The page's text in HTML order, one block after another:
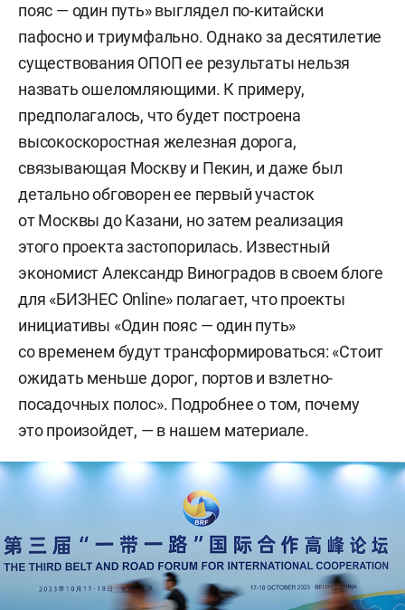
пояс — один путь» выглядел по-китайски
пафосно и триумфально. Однако за десятилетие
существования ОПОП ее результаты нельзя
назвать ошеломляющими. К примеру,
предполагалось, что будет построена
высокоскоростная железная дорога,
связывающая Москву и Пекин, и даже был
детально обговорен ее первый участок
от Москвы до Казани, но затем реализация
этого проекта застопорилась. Известный
экономист Александр Виноградов в своем блоге
для «БИЗНЕС Online» полагает, что проекты
инициативы «Один пояс — один путь»
со временем будут трансформироваться: «Стоит
ожидать меньше дорог, портов и взлетно-
посадочных полос». Подробнее о том, почему
это произойдет, — в нашем материале.